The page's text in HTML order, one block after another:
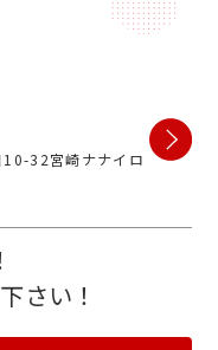
32宮崎ナナイロ
さい！